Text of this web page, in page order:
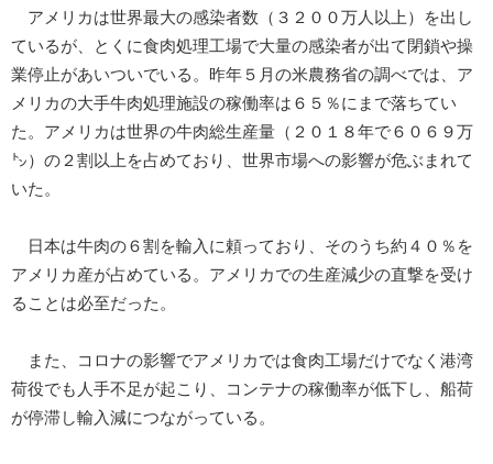
アメリカは世界最大の感染者数（３２００万人以上）を出し
ているが、とくに食肉処理工場で大量の感染者が出て閉鎖や操
業停止があいついでいる。昨年５月の米農務省の調べでは、ア
メリカの大手牛肉処理施設の稼働率は６５％にまで落ちてい
た。アメリカは世界の牛肉総生産量（２０１８年で６０６９万
㌧）の２割以上を占めており、世界市場への影響が危ぶまれて
いた。
日本は牛肉の６割を輸入に頼っており、そのうち約４０％を
アメリカ産が占めている。アメリカでの生産減少の直撃を受け
ることは必至だった。
また、コロナの影響でアメリカでは食肉工場だけでなく港湾
荷役でも人手不足が起こり、コンテナの稼働率が低下し、船荷
が停滞し輸入減につながっている。